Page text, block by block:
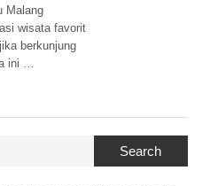
Malang
wisata favorit
berkunjung
ini …
Search